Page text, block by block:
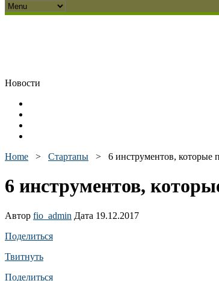
Новости
Home > Стартапы > 6 инструментов, которые
6 инструментов,
Автор fio_admin Дата 19.12.2017
Поделиться
Твитнуть
Поделиться